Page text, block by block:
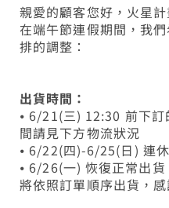
親愛的顧客您好，火星
在端午節連假期間，我
排的調整：
出貨時間：
⦁ 6/21(三) 12:30 前下訂
間請見下方物流狀況
⦁ 6/22(四)-6/25(日) 連
⦁ 6/26(一) 恢復正常出
將依照訂單順序出貨，感